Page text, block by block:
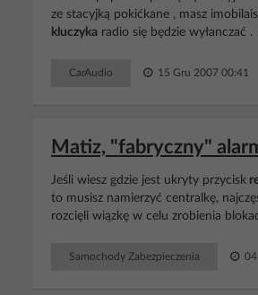
ze stacyjką pokićkane , masz
kluczyka radio się będzie wyłanczać .
CarAudio 15 Gru 2007 00:41
Matiz, "fabryczny"
Jeśli wiesz gdzie jest ukryty przycisk
to musisz namierzyć centralkę,
rozcięli wiązkę w celu zrobienia
Samochody Zabezpieczenia